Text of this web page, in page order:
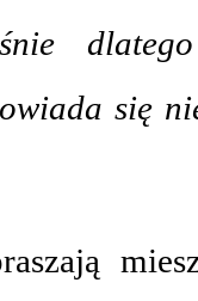
się